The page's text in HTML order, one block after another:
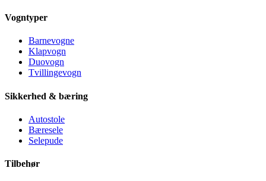
Vogntyper
Barnevogne
Klapvogn
Duovogn
Tvillingevogn
Sikkerhed & bæring
Autostole
Bæresele
Selepude
Tilbehør